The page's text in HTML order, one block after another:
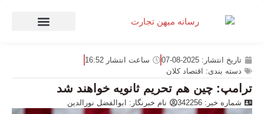
تاریخ انتشار: 2025-08-07 ساعت انتشار 16:52
دسته بندی: اقتصاد کلان
ترامپ: چین هم تحریم ثانویه خواهند شد
شماره خبر: 342256 نام خبرنگار: ابوالفضل نورالدین